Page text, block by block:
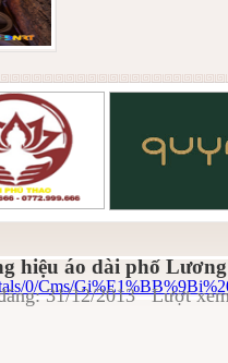
hiệu áo dài phố
31/12/2013 Lượt